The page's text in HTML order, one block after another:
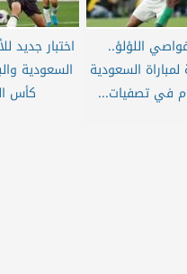
اللؤلؤ..
لمباراة السعودية
في تصفيات...
اختبار جديد
السعودية
كأس